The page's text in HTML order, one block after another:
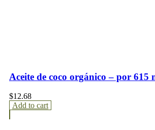
Aceite de coco orgánico – por 615
$12.68
Add to cart